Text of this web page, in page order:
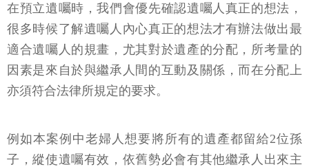
在預立遺囑時，我們會優先確認遺囑人真正的想法，
很多時候了解遺囑人內心真正的想法才有辦法做出最
適合遺囑人的規畫，尤其對於遺產的分配，所考量的
因素是來自於與繼承人間的互動及關係，而在分配上
亦須符合法律所規定的要求。
例如本案例中老婦人想要將所有的遺產都留給2位孫
子，縱使遺囑有效，依舊勢必會有其他繼承人出來主